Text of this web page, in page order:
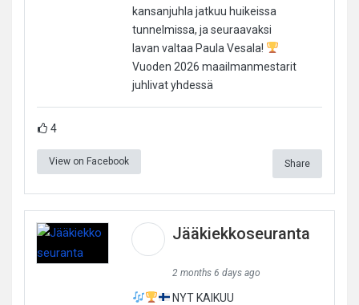
kansanjuhla jatkuu huikeissa
tunnelmissa, ja seuraavaksi
lavan valtaa Paula Vesala!
Vuoden 2026 maailmanmestarit
juhlivat yhdessä
4
View on Facebook Share
Jääkiekkoseuranta
2 months 6 days ago
NYT KAIKUU